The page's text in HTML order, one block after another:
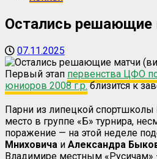
Остались решающие
07.11.2025
Первый этап первенства ЦФО
юниоров 2008 г.р.близится к
Парни из липецкой
место в группе «Б» турнира,
поражение — на этой неделе
Мниховича и Александра
Владимире местным «Русичам»